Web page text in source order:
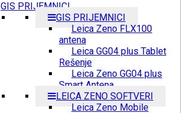
GIS PRIJEMNICI
GIS PRIJEMNICI
Leica Zeno FLX100
antena
Leica GG04 plus Tablet
Rešenje
Leica Zeno GG04 plus
Smart Antena
LEICA ZENO SOFTVERI
Leica Zeno Mobile